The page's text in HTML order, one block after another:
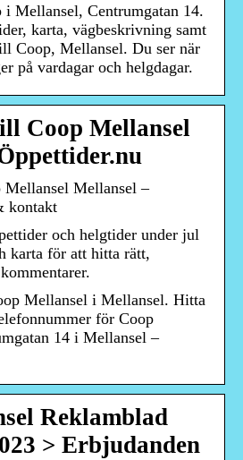
Mellansel, Centrumgatan 14.
karta, vägbeskrivning samt
Coop, Mellansel. Du ser när
på vardagar och helgdagar.
Coop Mellansel
Mellansel –
kontakt
och helgtider under jul
karta för att hitta rätt,
Mellansel i Mellansel. Hitta
för Coop
14 i Mellansel –
Reklamblad
> Erbjudanden